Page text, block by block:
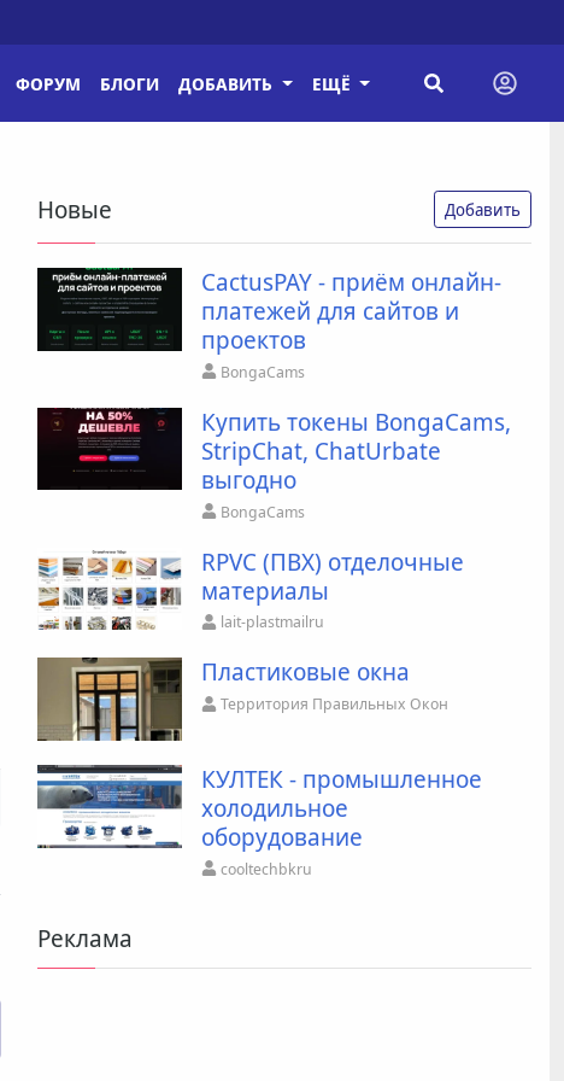
ФОРУМ БЛОГИ ДОБАВИТЬ ЕЩЁ
Новые Добавить
CactusPAY - приём онлайн-
платежей для сайтов и
проектов
BongaCams
Купить токены BongaCams,
StripChat, ChatUrbate
выгодно
BongaCams
RPVC (ПВХ) отделочные
материалы
lait-plastmailru
Пластиковые окна
Территория Правильных Окон
КУЛТЕК - промышленное
холодильное
оборудование
cooltechbkru
Реклама